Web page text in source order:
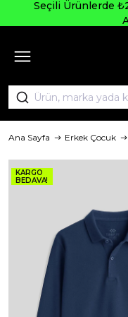
Seçili Ürünlerde
Ana Sayfa Erkek Çocuk
KARGO
BEDAVA!